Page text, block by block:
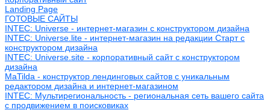
Landing Page
ГОТОВЫЕ САЙТЫ
INTEC: Universe - интернет-магазин с конструктором дизайна
INTEC: Universe.lite - интернет-магазин на редакции Старт с
конструктором дизайна
INTEC: Universe.site - корпоративный сайт с конструктором
дизайна
MaTilda - конструктор лендинговых сайтов с уникальным
редактором дизайна и интернет-магазином
INTEC: Мультирегиональность - региональная сеть вашего сайта
с продвижением в поисковиках